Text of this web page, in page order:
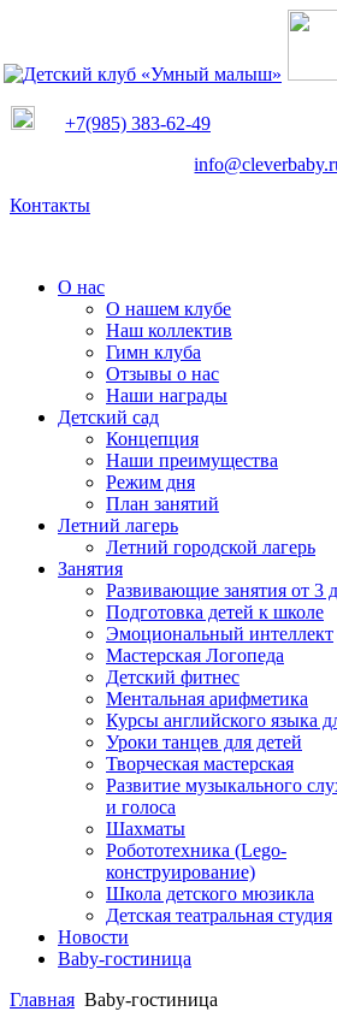
+7(985) 383-62-49
Контакты
О нас
О нашем клубе
Наш коллектив
Гимн клуба
Отзывы о нас
Наши награды
Детский сад
Концепция
Наши преимущества
Режим дня
План занятий
Летний лагерь
Летний городской лагерь
Занятия
Развивающие занятия от 3
Подготовка детей к школе
Эмоциональный интеллект
Мастерская Логопеда
Детский фитнес
Ментальная арифметика
Курсы английского языка
Уроки танцев для детей
Творческая мастерская
Развитие музыкального
и голоса
Шахматы
Робототехника (Lego-
конструирование)
Школа детского мюзикла
Детская театральная студия
Новости
Baby-гостиница
Главная Baby-гостиница